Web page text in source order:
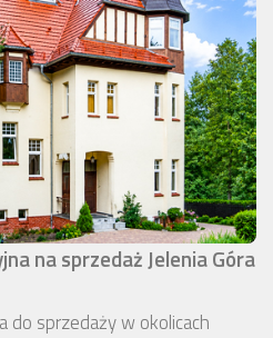
na sprzedaż Jelenia Góra
do sprzedaży w okolicach